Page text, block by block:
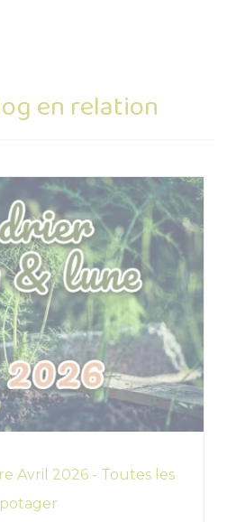
en relation
Avril 2026 - Toutes les